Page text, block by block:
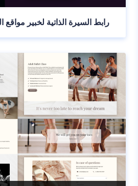
رابط السيرة الذاتية لخبير مواقع